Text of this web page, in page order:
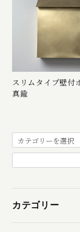
スリムタイプ壁付
真鍮
カテゴリー